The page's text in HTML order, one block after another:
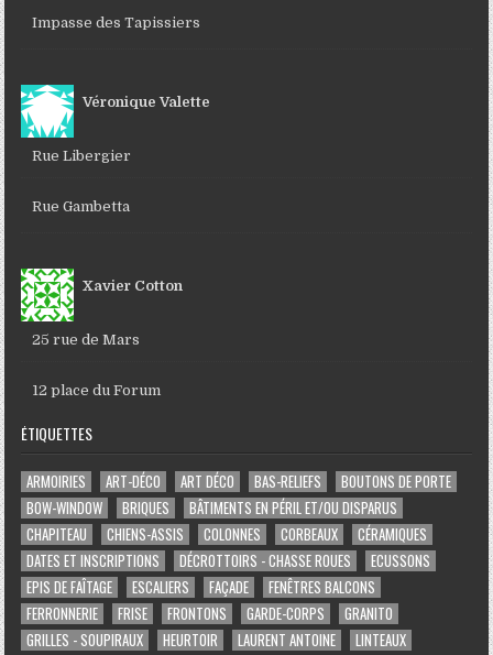
Impasse des Tapissiers
Véronique Valette
Rue Libergier
Rue Gambetta
Xavier Cotton
25 rue de Mars
12 place du Forum
ÉTIQUETTES
ARMOIRIES ART-DÉCO ART DÉCO BAS-RELIEFS
BOUTONS DE PORTE
BOW-WINDOW
BRIQUES
BÂTIMENTS EN PÉRIL ET/OU DISPARUS
CHAPITEAU
CHIENS-ASSIS COLONNES CORBEAUX
CÉRAMIQUES
DATES ET INSCRIPTIONS
DÉCROTTOIRS - CHASSE ROUES
ECUSSONS
EPIS DE FAÎTAGE
ESCALIERS FAÇADE
FENÊTRES BALCONS
FERRONNERIE
FRISE FRONTONS GARDE-CORPS
GRANITO
GRILLES - SOUPIRAUX
HEURTOIR LAURENT ANTOINE
LINTEAUX